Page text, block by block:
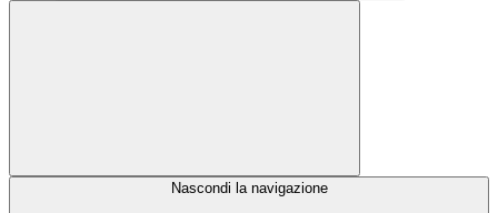
Nascondi la navigazione